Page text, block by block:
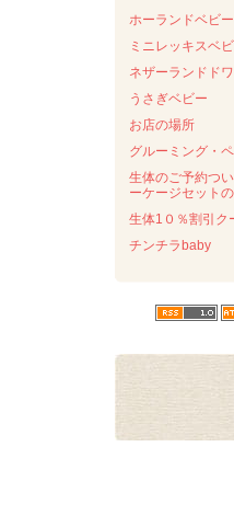
ホーランドベビ
ミニレッキスベ
ネザーランドド
うさぎベビー
お店の場所
グルーミング・
生体のご予約つ
ーケージセット
生体1０％割引ク
チンチラbaby